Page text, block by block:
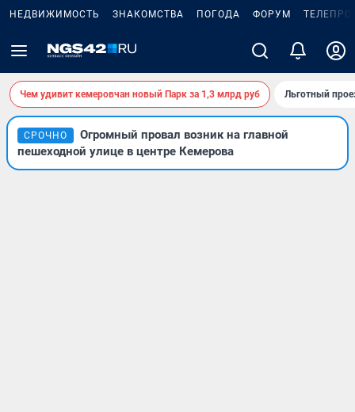
НЕДВИЖИМОСТЬ ЗНАКОМСТВА ПОГОДА ФОРУМ
Чем удивит кемеровчан новый Парк за 1,3 млрд руб Льготный
СРОЧНО
Огромный провал возник на главной
пешеходной улице в центре Кемерова